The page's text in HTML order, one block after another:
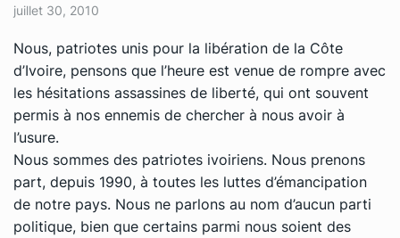
juillet 30, 2010
Nous, patriotes unis pour la libération de la Côte
d’Ivoire, pensons que l’heure est venue de rompre avec
les hésitations assassines de liberté, qui ont souvent
permis à nos ennemis de chercher à nous avoir à
l’usure.
Nous sommes des patriotes ivoiriens. Nous prenons
part, depuis 1990, à toutes les luttes d’émancipation
de notre pays. Nous ne parlons au nom d’aucun parti
politique, bien que certains parmi nous soient des